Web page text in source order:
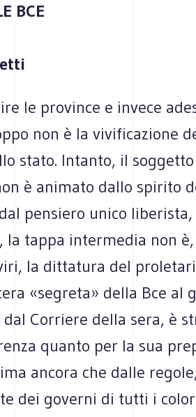
BCE
le province e invece
non è la vivificazione
stato. Intanto, il
è animato dallo spirito
pensiero unico liberista,
la tappa intermedia non
la dittatura del
«segreta» della Bce al
Corriere della sera, è
quanto per la sua
ancora che dalle
dei governi di tutti i